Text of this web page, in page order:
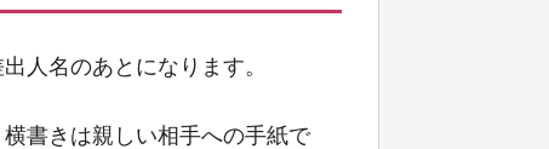
人名のあとになります。
書きは親しい相手への手紙で